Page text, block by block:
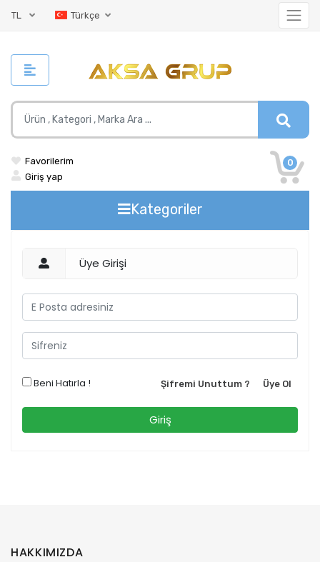
TL Türkçe
0
Favorilerim
Giriş yap
Kategoriler
Üye Girişi
Beni Hatırla ! Üye Ol
Şifremi Unuttum ?
HAKKIMIZDA